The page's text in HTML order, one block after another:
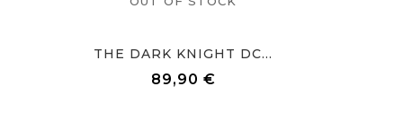
THE DARK KNIGHT DC...
89,90 €